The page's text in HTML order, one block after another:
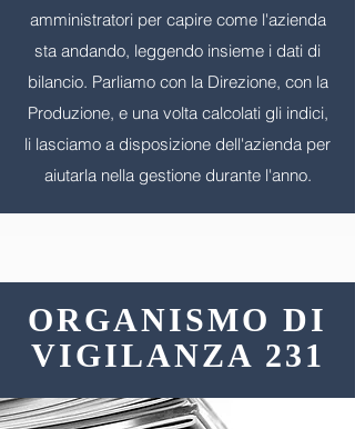
amministratori per capire come l'azienda
sta andando, leggendo insieme i dati di
bilancio. Parliamo con la Direzione, con la
Produzione, e una volta calcolati gli indici,
li lasciamo a disposizione dell'azienda per
aiutarla nella gestione durante l'anno.
ORGANISMO DI
VIGILANZA 231